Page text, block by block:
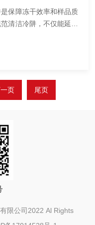
保障冻干效率和样品质
清洁冷阱，不仅能延长
页 尾页
限公司2022 Al Rights